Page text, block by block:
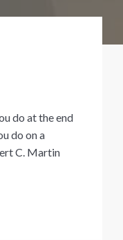
do at the end
do on a
C. Martin